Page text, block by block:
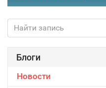
Блоги
Новости